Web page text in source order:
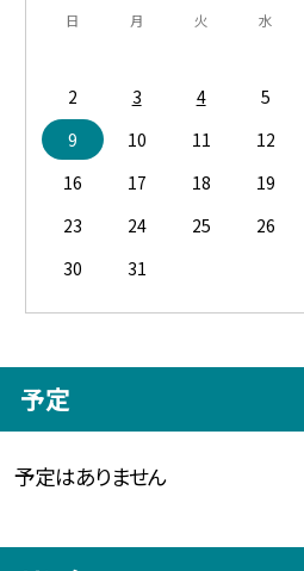
日 月 火 水
2
3 4 5
9
10 11 12
16
17 18 19
23
24 25 26
30
31
予定
予定はありません